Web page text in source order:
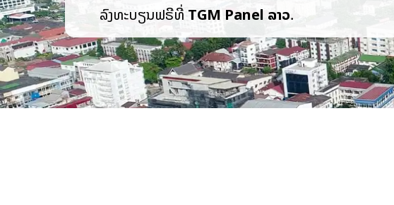
ລົງທະບຽນຟຣີທີ່TGM Panel ລາວ.